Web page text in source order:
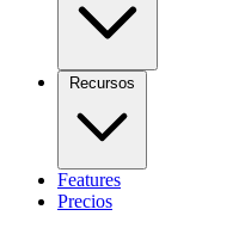
Features
Precios